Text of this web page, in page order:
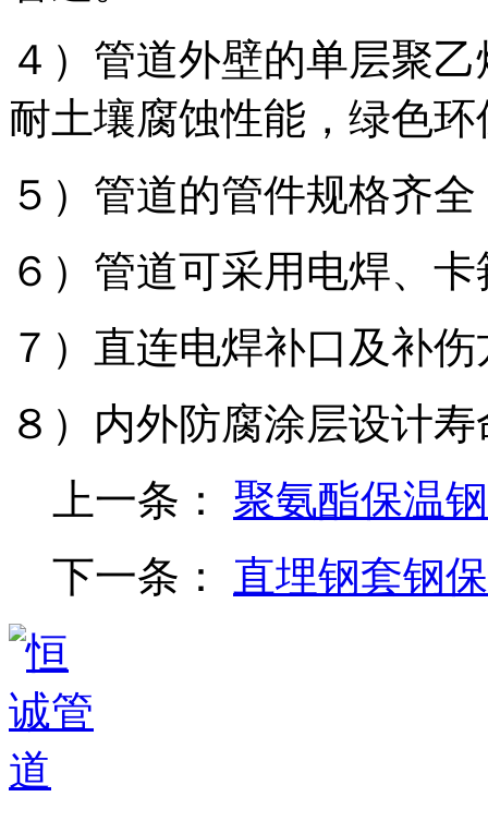
４）管道外壁的单层聚
耐土壤腐蚀性能，绿色环
５）管道的管件规格齐
６）管道可采用电焊、
７）直连电焊补口及补
８）内外防腐涂层设计
上一条： 聚氨酯保温
下一条： 直埋钢套钢